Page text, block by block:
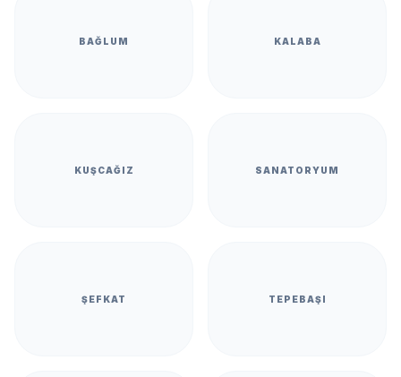
BAĞLUM KALABA
KUŞCAĞIZ SANATORYUM
ŞEFKAT TEPEBAŞI